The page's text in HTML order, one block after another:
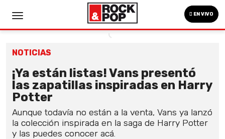
EN VIVO
NOTICIAS
¡Ya están listas! Vans presentó
las zapatillas inspiradas en Harry
Potter
Aunque todavía no están a la venta, Vans ya lanzó
la colección inspirada en la saga de Harry Potter
y las puedes conocer acá.